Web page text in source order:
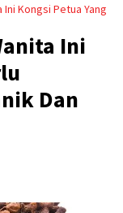
Kongsi Petua Yang
Ini
Dan